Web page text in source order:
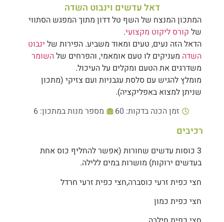
דאל עדשים וינבוט השדה
המתכון המנצח של השף טל דדון מתוך המפגש הסתווי
של קורס ליקוט מקצועי.
הדאל הזה נעים, טעים ומאוד משביע. הפירות שלינבוט
השדה מעניקים לו טעם אומאמי, והפרחים שלהשומר
משדרגים את הטעם ומקלים על העיכול.
מומלץ להגיש עם סלסת עגבניות ועם צזיקי (מתכון
שניתן למצוא באפליקציה).
זמן הכנה בדקות: 60
מספר מנות במתכון: 6
רכיבים
3 כוסות עדשים שחורות (אפשר להחליף כוס אחת
בעדשים ירוקות) מושרות במים ללילה.
חצי כפית זרעי כוסברה,חצי כפית זרעי חרדל
חצי כפית כמון